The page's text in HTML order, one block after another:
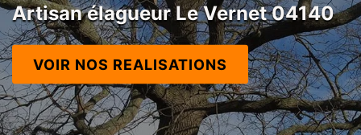
Artisan élagueur Le Vernet 04140
VOIR NOS REALISATIONS